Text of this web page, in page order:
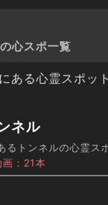
心スポ一覧
ある心霊スポッ
ネル
るトンネルの心霊ス
：21本